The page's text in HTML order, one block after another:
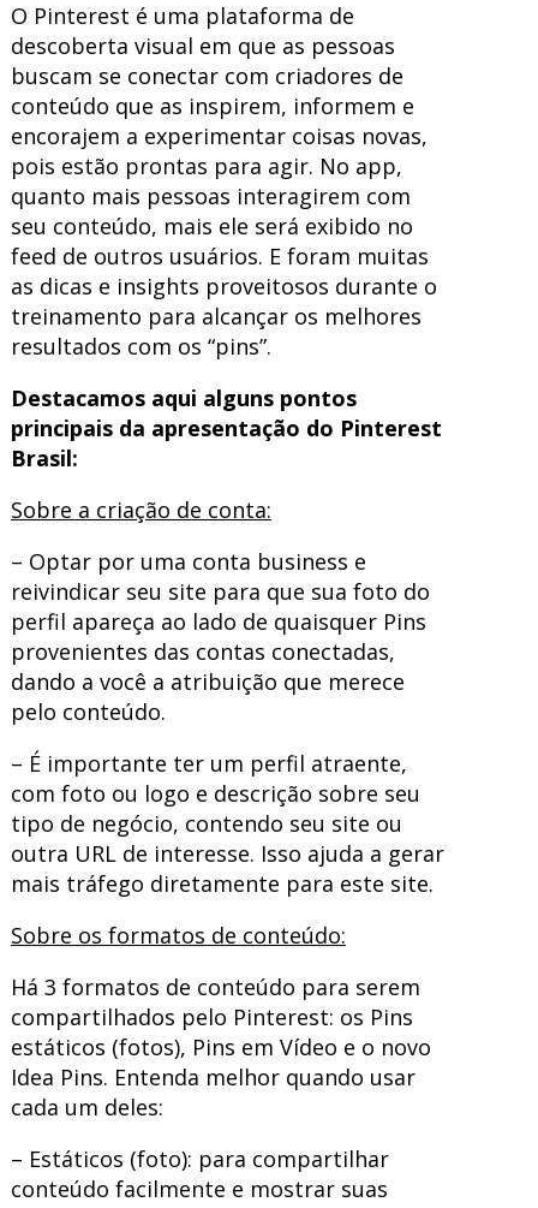
O Pinterest é uma plataforma de
descoberta visual em que as pessoas
buscam se conectar com criadores de
conteúdo que as inspirem, informem e
encorajem a experimentar coisas novas,
pois estão prontas para agir. No app,
quanto mais pessoas interagirem com
seu conteúdo, mais ele será exibido no
feed de outros usuários. E foram muitas
as dicas e insights proveitosos durante o
treinamento para alcançar os melhores
resultados com os “pins”.
Destacamos aqui alguns pontos
principais da apresentação do Pinterest
Brasil:
Sobre a criação de conta:
– Optar por uma conta business e
reivindicar seu site para que sua foto do
perfil apareça ao lado de quaisquer Pins
provenientes das contas conectadas,
dando a você a atribuição que merece
pelo conteúdo.
– É importante ter um perfil atraente,
com foto ou logo e descrição sobre seu
tipo de negócio, contendo seu site ou
outra URL de interesse. Isso ajuda a gerar
mais tráfego diretamente para este site.
Sobre os formatos de conteúdo:
Há 3 formatos de conteúdo para serem
compartilhados pelo Pinterest: os Pins
estáticos (fotos), Pins em Vídeo e o novo
Idea Pins. Entenda melhor quando usar
cada um deles:
– Estáticos (foto): para compartilhar
conteúdo facilmente e mostrar suas